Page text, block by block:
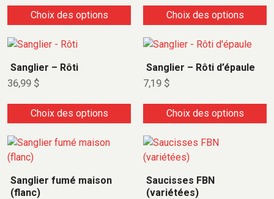
Choix des options Choix des options
Sanglier – Rôti
36,99 $
Choix des options
Sanglier – Rôti d’épaule
7,19 $
Choix des options
Sanglier fumé maison
(flanc)
Saucisses FBN
(variétées)